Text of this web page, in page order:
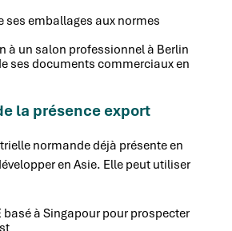
ses emballages aux normes
à un salon professionnel à Berlin
ses documents commerciaux en
la présence export
normande déjà présente en
en Asie. Elle peut utiliser
basé à Singapour pour prospecter